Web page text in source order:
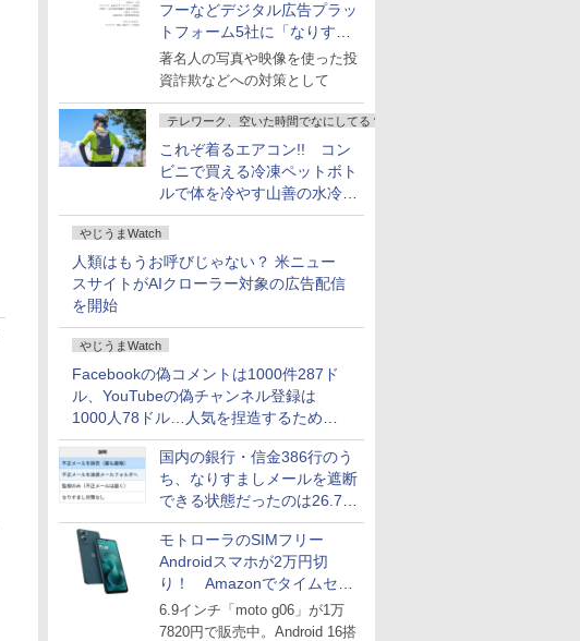
フーなどデジタル広告プラッ
トフォーム5社に「なりすま
し詐欺広告」対策強化を要請
著名人の写真や映像を使った投
資詐欺などへの対策として
テレワーク、空いた時間でなにしてる？
これぞ着るエアコン!! コン
ビニで買える冷凍ペットボト
ルで体を冷やす山善の水冷ベ
ストがロードバイクにちょう
どいい【ぼっち・ざ・ろー
ど！その14】
やじうまWatch
人類はもうお呼びじゃない？ 米ニュー
スサイトがAIクローラー対象の広告配信
を開始
やじうまWatch
Facebookの偽コメントは1000件287ド
ル、YouTubeの偽チャンネル登録は
1000人78ドル…人気を捏造するための
価格リストが公開中
国内の銀行・信金386行のう
ち、なりすましメールを遮断
できる状態だったのは26.7％
にとどまる～GMOブランド
セキュリティ調査
モトローラのSIMフリー
Androidスマホが2万円切
り！ Amazonでタイムセー
ル
6.9インチ「moto g06」が1万
7820円で販売中。Android 16搭